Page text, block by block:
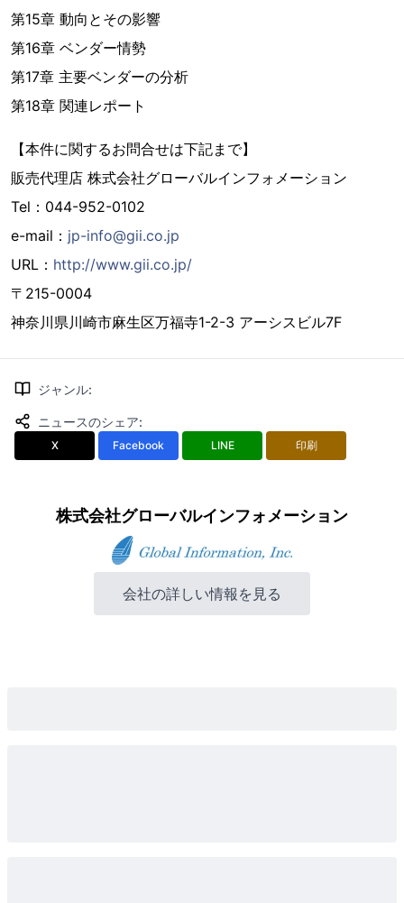
第15章 動向とその影響
第16章 ベンダー情勢
第17章 主要ベンダーの分析
第18章 関連レポート
【本件に関するお問合せは下記まで】
販売代理店 株式会社グローバルインフォメーション
Tel：044-952-0102
e-mail： jp-info@gii.co.jp
URL： http://www.gii.co.jp/
〒215-0004
神奈川県川崎市麻生区万福寺1-2-3 アーシスビル7F
ジャンル:
ニュースのシェア:
X Facebook LINE 印刷
株式会社グローバルインフォメーション
会社の詳しい情報を見る